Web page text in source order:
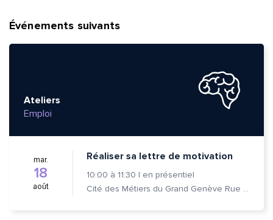
Événements suivants
Ateliers
Emploi
mar.
18
août
Réaliser sa lettre de motivation
10:00 à 11:30 | en présentiel
Cité des Métiers du Grand Genève Rue Prévost-Martin 6 1205 Genève